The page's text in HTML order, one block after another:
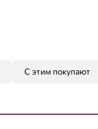
С этим покупают